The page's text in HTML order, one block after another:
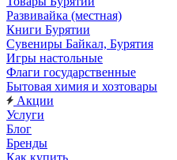
Развивайка (местная)
Книги Бурятии
Сувениры Байкал, Бурятия
Игры настольные
Флаги государственные
Бытовая химия и хозтовары
Акции
Услуги
Блог
Бренды
Как купить